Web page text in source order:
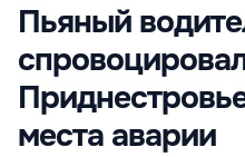
Пьяный
места аварии